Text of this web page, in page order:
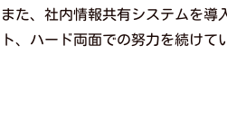
また、社内情報共有システムを導
ト、ハード両面での努力を続けて